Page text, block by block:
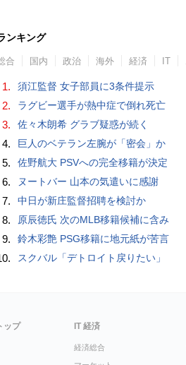
ンキング
合 国内 政治 海外 経済 IT
1. 須江監督 女子部員に3条件提示
2. ラグビー選手が熱中症で倒れ死亡
3. 佐々木朗希 グラブ疑惑が続く
4. 巨人のベテラン左腕が「密会」か
5. 佐野航大 PSVへの完全移籍が決定
6. ヌートバー 山本の気遣いに感謝
7. 中日が新庄監督招聘を検討か
8. 原辰徳氏 次のMLB移籍候補に含み
9. 鈴木彩艶 PSG移籍に地元紙が苦言
スクバル「デトロイト戻りたい」
ップ IT 経済
経済総合